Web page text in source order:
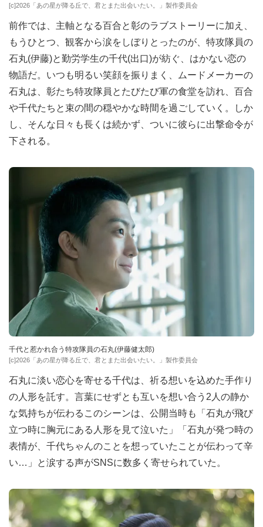
[c]2026「あの星が降る丘で、君とまた出会いたい。」製作委員会
前作では、主軸となる百合と彰のラブストーリーに加え、
もうひとつ、観客から涙をしぼりとったのが、特攻隊員の
石丸(伊藤)と勤労学生の千代(出口)が紡ぐ、はかない恋の
物語だ。いつも明るい笑顔を振りまく、ムードメーカーの
石丸は、彰たち特攻隊員とたびたび軍の食堂を訪れ、百合
や千代たちと束の間の穏やかな時間を過ごしていく。しか
し、そんな日々も長くは続かず、ついに彼らに出撃命令が
下される。
千代と惹かれ合う特攻隊員の石丸(伊藤健太郎)
[c]2026「あの星が降る丘で、君とまた出会いたい。」製作委員会
石丸に淡い恋心を寄せる千代は、祈る想いを込めた手作り
の人形を託す。言葉にせずとも互いを想い合う2人の静か
な気持ちが伝わるこのシーンは、公開当時も「石丸が飛び
立つ時に胸元にある人形を見て泣いた」「石丸が発つ時の
表情が、千代ちゃんのことを想っていたことが伝わって辛
い…」と涙する声がSNSに数多く寄せられていた。